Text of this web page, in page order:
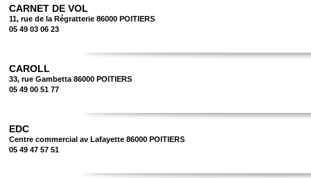
CARNET DE VOL
11, rue de la Régratterie 86000 POITIERS
05 49 03 06 23
CAROLL
33, rue Gambetta 86000 POITIERS
05 49 00 51 77
EDC
Centre commercial av Lafayette 86000 POITIERS
05 49 47 57 51